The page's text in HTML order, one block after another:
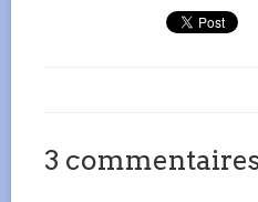
3